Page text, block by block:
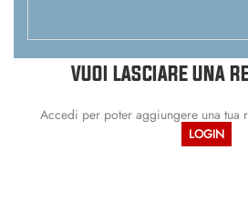
VUOI LASCIARE UNA
Accedi per poter aggiungere una tua
LOGIN